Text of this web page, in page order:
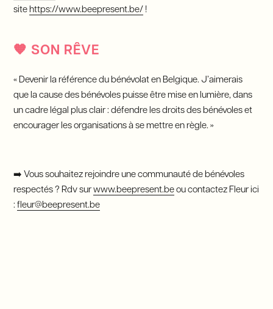
sitehttps://www.beepresent.be/ !
🧡 SON RÊVE
« Devenir la référence du bénévolat en Belgique. J’aimerais
que la cause des bénévoles puisse être mise en lumière, dans
un cadre légal plus clair : défendre les droits des bénévoles et
encourager les organisations à se mettre en règle. »
➡️ Vous souhaitez rejoindre une communauté de bénévoles
respectés ? Rdv surwww.beepresent.be ou contactez Fleur ici
:fleur@beepresent.be